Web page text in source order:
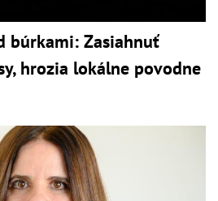
búrkami: Zasiahnuť
hrozia lokálne povodne